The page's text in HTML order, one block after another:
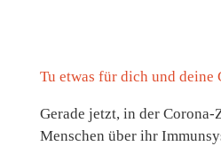
Tu etwas für dich und deine
Gerade jetzt, in der Corona-
Menschen über ihr